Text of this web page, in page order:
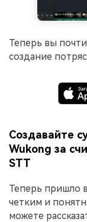
Теперь вы
создание
Создавайте
Wukong за
STT
Теперь пришло
четким и
можете